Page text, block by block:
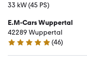
33 kW (45 PS)
E.M-Cars Wuppertal
42289 Wuppertal
4.9 Sterne
(46)